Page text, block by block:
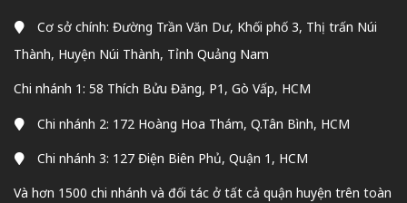
Cơ sở chính: Đường Trần Văn Dư, Khối phố 3, Thị trấn Núi
Thành, Huyện Núi Thành, Tỉnh Quảng Nam
Chi nhánh 1: 58 Thích Bửu Đăng, P1, Gò Vấp, HCM
Chi nhánh 2: 172 Hoàng Hoa Thám, Q.Tân Bình, HCM
Chi nhánh 3: 127 Điện Biên Phủ, Quận 1, HCM
Và hơn 1500 chi nhánh và đối tác ở tất cả quận huyện trên toàn